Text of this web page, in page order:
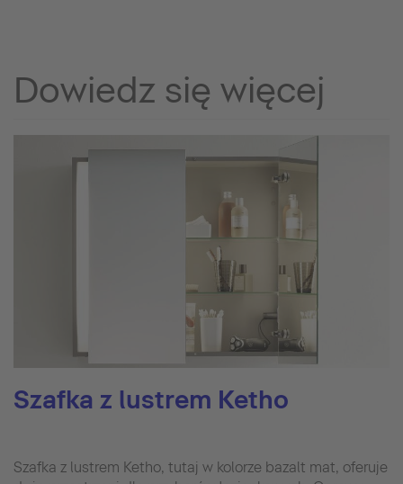
Dowiedz się więcej
Szafka z lustrem Ketho
Szafka z lustrem Ketho, tutaj w kolorze bazalt mat, oferuje